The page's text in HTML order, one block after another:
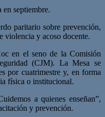
en septiembre.
paritario sobre prevención,
violencia y acoso docente.
en el seno de la Comisión
(CJM). La Mesa se
por cuatrimestre y, en forma
física o institucional.
a quienes enseñan”,
y prevención.